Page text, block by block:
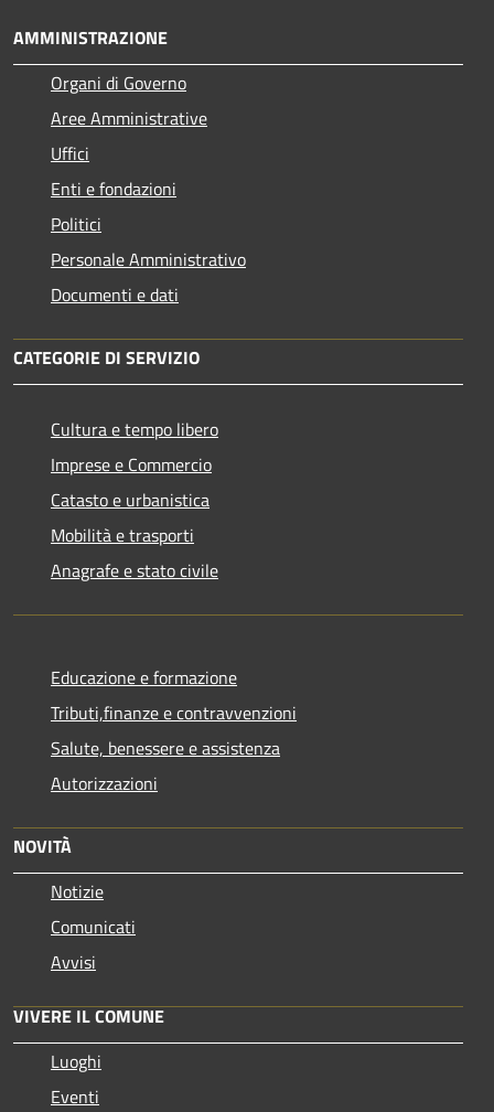
AMMINISTRAZIONE
Organi di Governo
Aree Amministrative
Uffici
Enti e fondazioni
Politici
Personale Amministrativo
Documenti e dati
CATEGORIE DI SERVIZIO
Cultura e tempo libero
Imprese e Commercio
Catasto e urbanistica
Mobilità e trasporti
Anagrafe e stato civile
Educazione e formazione
Tributi,finanze e contravvenzioni
Salute, benessere e assistenza
Autorizzazioni
NOVITÀ
Notizie
Comunicati
Avvisi
VIVERE IL COMUNE
Luoghi
Eventi